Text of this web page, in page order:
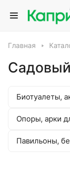
Главная
Биотуалеты,
Опоры, арки
Павильоны,